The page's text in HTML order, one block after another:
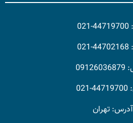
آدرس: تهران